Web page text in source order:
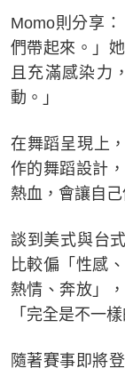
Momo則分享
們帶起來。」
且充滿感染力
動。」
在舞蹈呈現上
作的舞蹈設計
熱血，會讓自己
談到美式與台
比較偏「性感
熱情、奔放」
「完全是不一
隨著賽事即將